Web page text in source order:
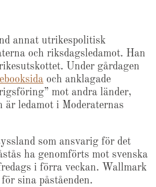
annat utrikespolitisk
och riksdagsledamot. Han
Under gårdagen
och anklagade
mot andra länder,
är ledamot i Moderaternas
som ansvarig för det
ha genomförts mot svenska
i förra veckan. Wallmark
sina påståenden.